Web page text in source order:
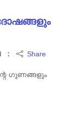
Share
ഗുണങ്ങളും